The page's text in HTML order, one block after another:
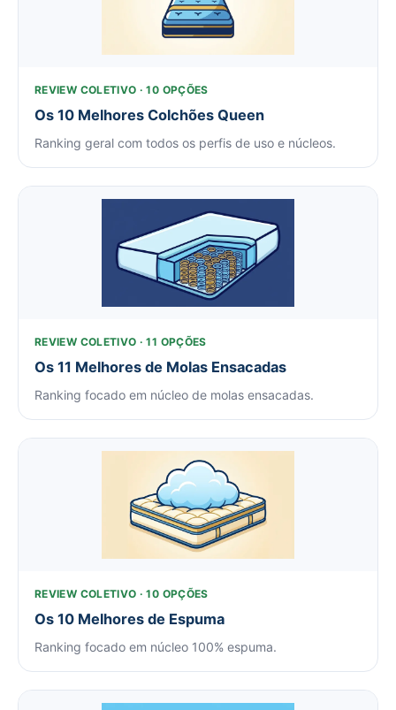
REVIEW COLETIVO · 10 OPÇÕES
Os 10 Melhores Colchões Queen
Ranking geral com todos os perfis de uso e núcleos.
REVIEW COLETIVO · 11 OPÇÕES
Os 11 Melhores de Molas Ensacadas
Ranking focado em núcleo de molas ensacadas.
REVIEW COLETIVO · 10 OPÇÕES
Os 10 Melhores de Espuma
Ranking focado em núcleo 100% espuma.